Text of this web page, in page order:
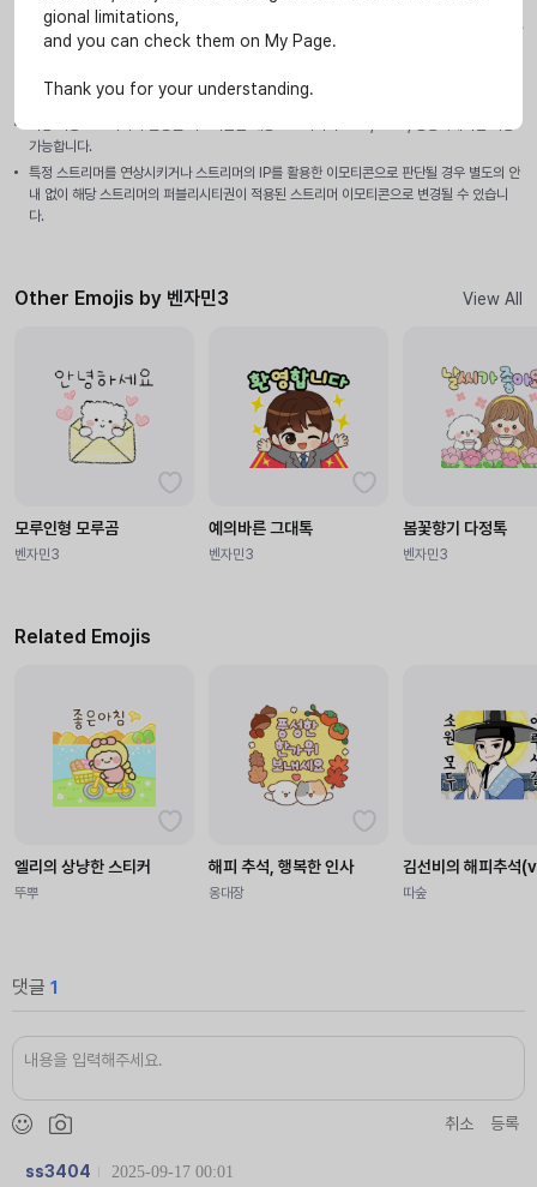
이모티콘은 SOOP 서비스(LIVE, VOD, 방송국, e스포츠 페이지)에서만 개인적인 용도로 사
용할 수 있습니다.
가능합니다.
특정 스트리머를 연상시키거나 스트리머의 IP를 활용한 이모티콘으로 판단될 경우 별도의 안
내 없이 해당 스트리머의 퍼블리시티권이 적용된 스트리머 이모티콘으로 변경될 수 있습니
다.
Other Emojis by 벤자민3 View All
모루인형 모루곰
벤자민3
예의바른 그대톡
벤자민3
봄꽃향기 다정톡
벤자민3
Related Emojis
엘리의 상냥한 스티커
뚜뿌
해피 추석, 행복한 인사
옹대장
김선비의 해피추석
따숲
댓글 1
취소 등록
ss3404 2025-09-17 00:01
gional limitations,
and you can check them on My Page.
Thank you for your understanding.